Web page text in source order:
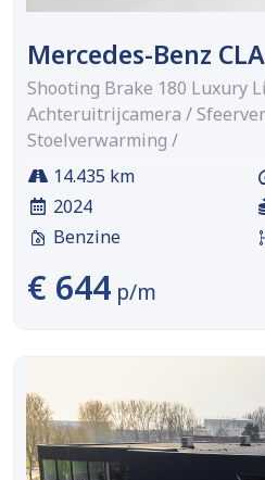
Mercedes-Benz CLA
Shooting Brake 180 Luxury
Achteruitrijcamera /
Stoelverwarming /
14.435 km
2024
Benzine
€ 644 p/m